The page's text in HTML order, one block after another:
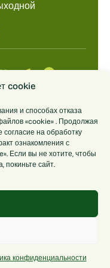
cookie
и способах отказа
«cookie» . Продолжая
на обработку
ознакомления с
Если вы не хотите, чтобы
покиньте сайт.
конфиденциальности